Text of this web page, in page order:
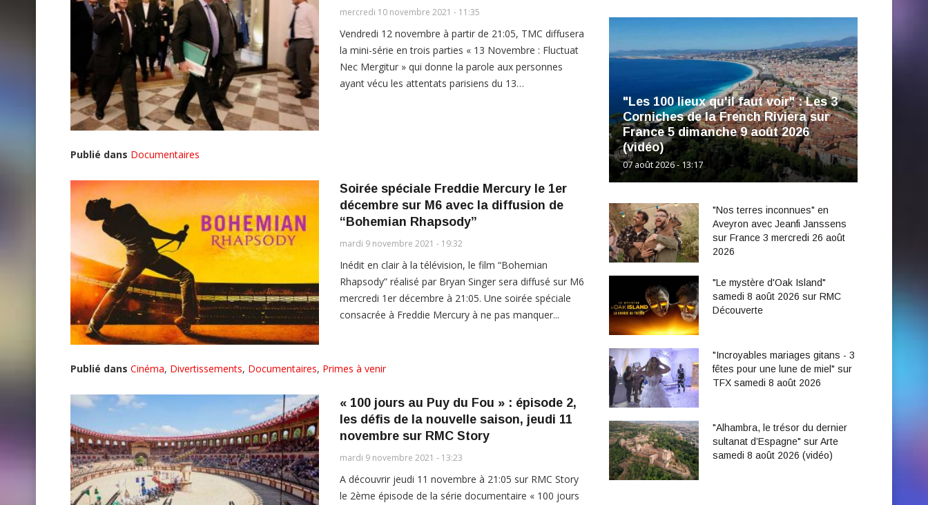
mercredi 10 novembre 2021 - 11:35
Vendredi 12 novembre à partir de 21:05, TMC diffusera
la mini-série en trois parties « 13 Novembre : Fluctuat
Nec Mergitur » qui donne la parole aux personnes
ayant vécu les attentats parisiens du 13…
Publié dans Documentaires
Soirée spéciale Freddie Mercury le 1er
décembre sur M6 avec la diffusion de
“Bohemian Rhapsody”
mardi 9 novembre 2021 - 19:32
Inédit en clair à la télévision, le film “Bohemian
Rhapsody” réalisé par Bryan Singer sera diffusé sur M6
mercredi 1er décembre à 21:05. Une soirée spéciale
consacrée à Freddie Mercury à ne pas manquer...
Publié dans Cinéma, Divertissements, Documentaires, Primes à venir
« 100 jours au Puy du Fou » : épisode 2,
les défis de la nouvelle saison, jeudi 11
novembre sur RMC Story
mardi 9 novembre 2021 - 13:23
A découvrir jeudi 11 novembre à 21:05 sur RMC Story
le 2ème épisode de la série documentaire « 100 jours
"Les 100 lieux qu'il faut voir" : Les 3
Corniches de la French Riviera sur
France 5 dimanche 9 août 2026
(vidéo)
07 août 2026 - 13:17
"Nos terres inconnues" en
Aveyron avec Jeanfi Janssens
sur France 3 mercredi 26 août
2026
"Le mystère d'Oak Island"
samedi 8 août 2026 sur RMC
Découverte
"Incroyables mariages gitans - 3
fêtes pour une lune de miel" sur
TFX samedi 8 août 2026
"Alhambra, le trésor du dernier
sultanat d’Espagne" sur Arte
samedi 8 août 2026 (vidéo)